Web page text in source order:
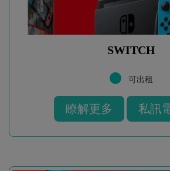
SWITCH
可出租
瞭解更多 私訊